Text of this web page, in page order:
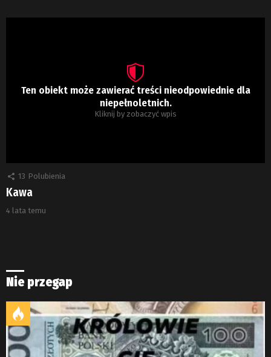
Ten obiekt może zawierać treści nieodpowiednie dla
niepełnoletnich.
Kliknij by zobaczyć wpis
13 Polubienia
Kawa
4 lata temu
Nie przegap